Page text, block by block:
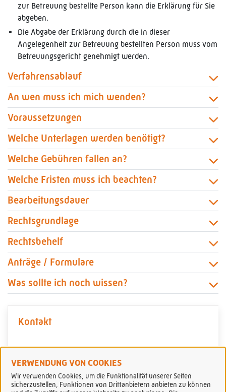
VERWENDUNG VON COOKIES
Wir verwenden Cookies, um die Funktionalität unserer Seiten
sicherzustellen, Funktionen von Drittanbietern anbieten zu können
zur Betreuung bestellte Person kann die Erklärung für Sie
abgeben.
Die Abgabe der Erklärung durch die in dieser
Angelegenheit zur Betreuung bestellten Person muss vom
Betreuungsgericht genehmigt werden.
Verfahrensablauf
An wen muss ich mich wenden?
Voraussetzungen
Welche Unterlagen werden benötigt?
Welche Gebühren fallen an?
Welche Fristen muss ich beachten?
Bearbeitungsdauer
Rechtsgrundlage
Rechtsbehelf
Anträge / Formulare
Was sollte ich noch wissen?
Kontakt